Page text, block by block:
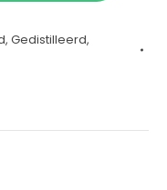
, Gedistilleerd,